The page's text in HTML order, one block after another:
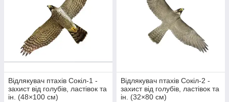
Відлякувач птахів Сокіл-1 -
захист від голубів, ластівок та
ін. (48×100 см)
Відлякувач птахів Сокіл-2 -
захист від голубів, ластівок та
ін. (32×80 см)